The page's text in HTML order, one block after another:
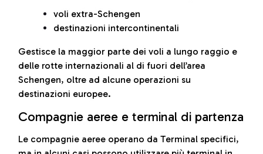
voli extra-Schengen
destinazioni intercontinentali
Gestisce la maggior parte dei voli a lungo raggio e
delle rotte internazionali al di fuori dell’area
Schengen, oltre ad alcune operazioni su
destinazioni europee.
Compagnie aeree e terminal di partenza
Le compagnie aeree operano da Terminal specifici,